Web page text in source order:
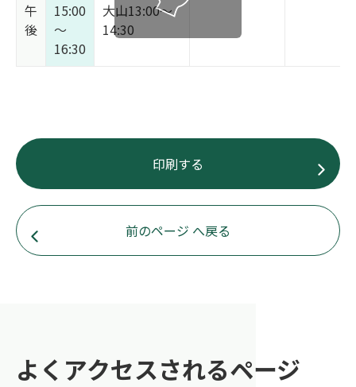
午
後
15:00
～
16:30
大山13:00～
14:30
印刷する
前のページ へ戻る
よくアクセスされるページ